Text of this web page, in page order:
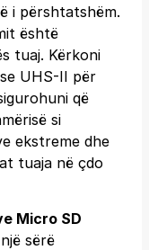
i përshtatshëm.
është
tuaj. Kërkoni
UHS-II për
që
si
ekstreme dhe
tuaja në çdo
Micro SD
sërë